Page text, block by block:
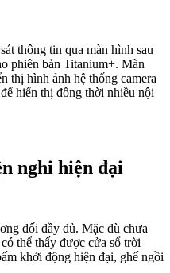
thông tin qua màn hình sau
phiên bản Titanium+. Màn
thị hình ảnh hệ thống camera
hiển thị đồng thời nhiều nội
nghi hiện đại
đối đầy đủ. Mặc dù chưa
thể thấy được cửa sổ trời
khởi động hiện đại, ghế ngồi